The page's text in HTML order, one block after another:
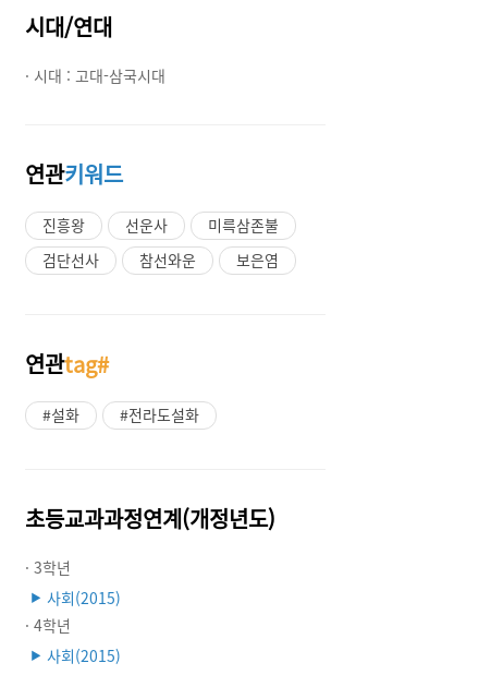
시대/연대
· 시대 : 고대-삼국시대
연관키워드
진흥왕 선운사
미륵삼존불
검단선사
참선와운 보은염
연관tag#
#설화 #전라도설화
초등교과과정연계(개정년도)
· 3학년
▶ 사회(2015)
· 4학년
▶ 사회(2015)